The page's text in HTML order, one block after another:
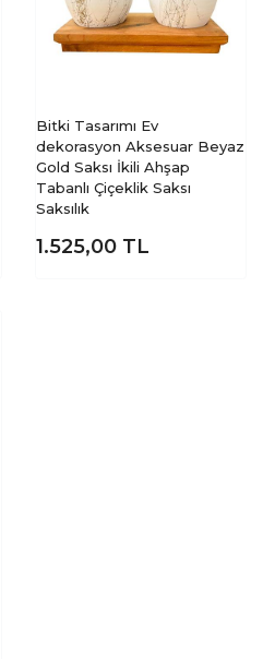
Bitki Tasarımı Ev
dekorasyon Aksesuar Beyaz
Gold Saksı İkili Ahşap
Tabanlı Çiçeklik Saksı
Saksılık
1.525,00 TL